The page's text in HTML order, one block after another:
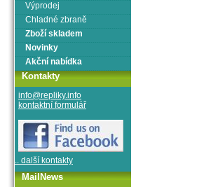
Výprodej
Chladné zbraně
Zboží skladem
Novinky
Akční nabídka
Kontakty
info@repliky.info
kontaktní formulář
.. další kontakty
MailNews